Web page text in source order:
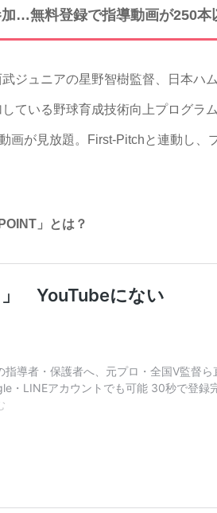
…無料登録で指導動画が250本
ジュニアの星野智樹監督、日本ハ
ている野球育成技術向上プログ
画が見放題。First-Pitchと連動し
」とは？